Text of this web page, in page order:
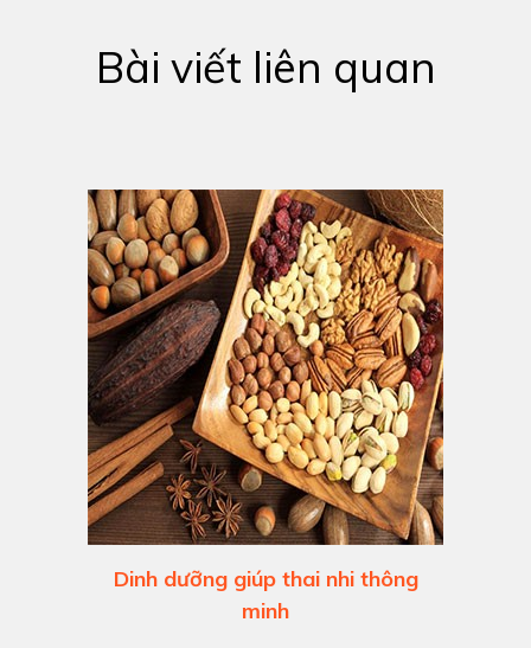
Bài viết liên quan
Dinh dưỡng giúp thai nhi thông
minh